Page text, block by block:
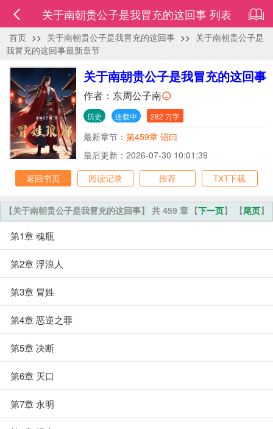
关于南朝贵公子是我冒充的这回事 列表
首页 >> 关于南朝贵公子是我冒充的这回事 >> 关于南朝贵公子是
我冒充的这回事最新章节
关于南朝贵公子是我冒充的这回事
作者： 东周公子南
历史 连载中 282 万字
最新章节： 第459章 诏曰
最后更新：2026-07-30 10:01:39
返回书页
阅读记录 推荐 TXT下载
【下一页】 【尾页】
【关于南朝贵公子是我冒充的这回事】 共 459 章
第1章 魂瓶
第2章 浮浪人
第3章 冒姓
第4章 恶逆之罪
第5章 决断
第6章 灭口
第7章 永明